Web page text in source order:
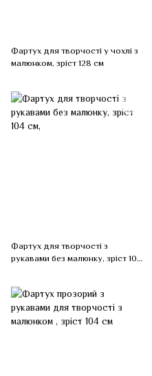
Фартух для творчості у чохлі з
малюнком, зріст 128 см
Фартух для творчості з
рукавами без малюнку, зріст 104